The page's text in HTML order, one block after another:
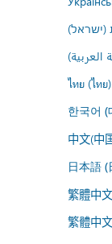
(ישראל)
ไทย (ไทย)
한국어 (
中文(中
日本語 (
繁體中
繁體中